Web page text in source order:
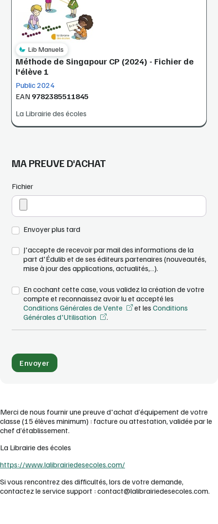
Lib Manuels
Méthode de Singapour CP (2024) - Fichier de
l'élève 1
Public 2024
EAN 9782385511845
La Librairie des écoles
MA PREUVE D'ACHAT
Fichier
Envoyer plus tard
J'accepte de recevoir par mail des informations de la
part d'Édulib et de ses éditeurs partenaires (nouveautés,
mise à jour des applications, actualités,…).
En cochant cette case, vous validez la création de votre
compte et reconnaissez avoir lu et accepté les
Conditions Générales de Vente
et les Conditions
Générales d'Utilisation
.
Merci de nous fournir une preuve d'achat d’équipement de votre
classe (15 élèves minimum) : facture ou attestation, validée par le
chef d’établissement.
La Librairie des écoles
https://www.lalibrairiedesecoles.com/
Si vous rencontrez des difficultés, lors de votre demande,
contactez le service support : contact@lalibrairiedesecoles.com.